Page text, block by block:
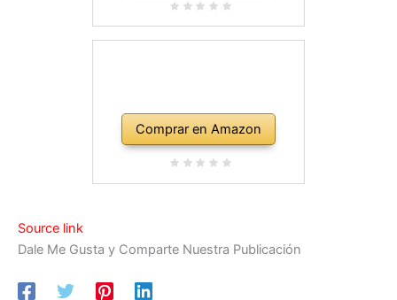
Comprar en Amazon
Source link
Dale Me Gusta y Comparte Nuestra Publicación